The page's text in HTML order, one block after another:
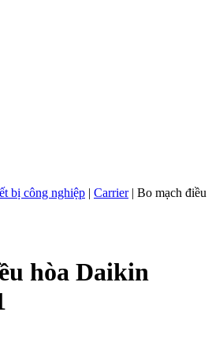
bị công nghiệp | Carrier| Bo mạch điều
hòa Daikin